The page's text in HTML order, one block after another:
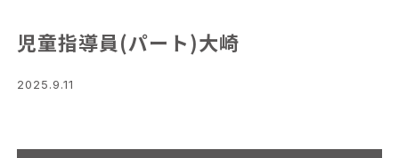
児童指導員(パート)大崎
2025.9.11